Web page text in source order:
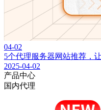
04-02
5个代理服务器网站推荐，
2025-04-02
产品中心
国内代理